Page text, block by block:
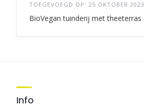
TOEGEVOEGD OP: 25 OKTOBER 2023
BioVegan tuinderij met theeterras
Info